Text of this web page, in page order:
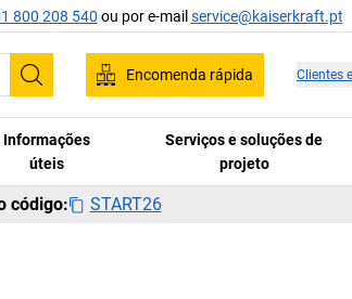
800 208 540 ou por e-mailservice@kaiserkraft.pt
Pesquisar
Encomenda rápida Clientes
Informações
úteis
Serviços e soluções de
projeto
código: START26